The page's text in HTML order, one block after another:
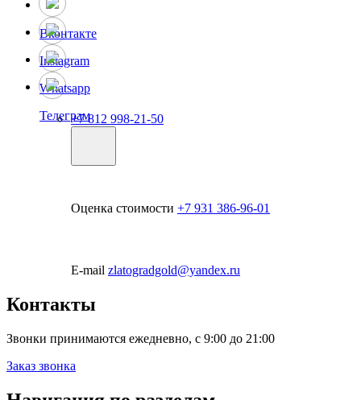
Вконтакте
Instagram
Whatsapp
Телеграм+7 812 998-21-50
Оценка стоимости +7 931 386-96-01
E-mail zlatogradgold@yandex.ru
Контакты
Звонки принимаются ежедневно, с 9:00 до 21:00
Заказ звонка